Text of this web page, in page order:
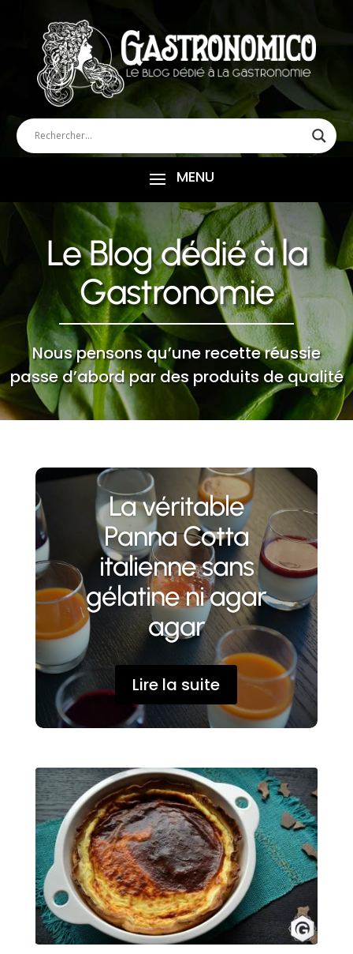
Le Blog dédié à la
Gastronomie
Nous pensons qu’une recette réussie
passe d’abord par des produits de qualité
La véritable
Panna Cotta
italienne sans
gélatine ni agar
agar
Lire la suite